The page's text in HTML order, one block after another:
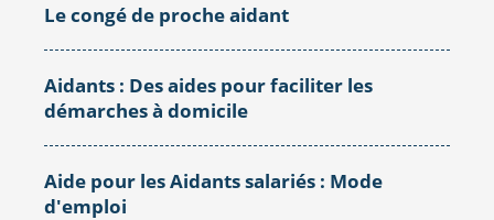
Le congé de proche aidant
Aidants : Des aides pour faciliter les
démarches à domicile
Aide pour les Aidants salariés : Mode
d'emploi